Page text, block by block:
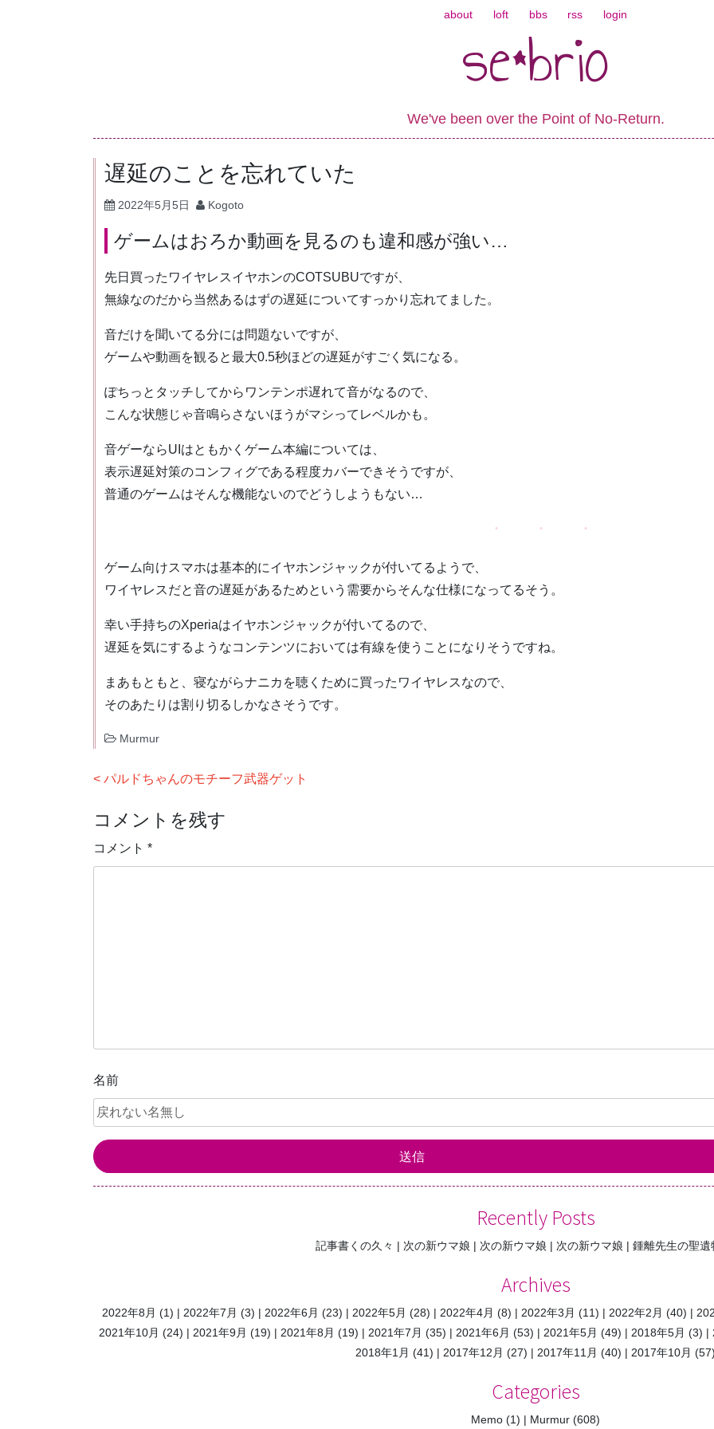
about loft bbs rss login
se*brio
We've been over the Point of No-Return.
遅延のことを忘れていた
2022年5月5日 Kogoto
ゲームはおろか動画を見るのも違和感が強い…
先日買ったワイヤレスイヤホンのCOTSUBUですが、
無線なのだから当然あるはずの遅延についてすっかり忘れてました。
音だけを聞いてる分には問題ないですが、
ゲームや動画を観ると最大0.5秒ほどの遅延がすごく気になる。
ぽちっとタッチしてからワンテンポ遅れて音がなるので、
こんな状態じゃ音鳴らさないほうがマシってレベルかも。
音ゲーならUIはともかくゲーム本編については、
表示遅延対策のコンフィグである程度カバーできそうですが、
普通のゲームはそんな機能ないのでどうしようもない…
ゲーム向けスマホは基本的にイヤホンジャックが付いてるようで、
ワイヤレスだと音の遅延があるためという需要からそんな仕様になってるそう。
幸い手持ちのXperiaはイヤホンジャックが付いてるので、
遅延を気にするようなコンテンツにおいては有線を使うことになりそうですね。
まあもともと、寝ながらナニカを聴くために買ったワイヤレスなので、
そのあたりは割り切るしかなさそうです。
Murmur
投
ナ
ビ
ゲ
パルドちゃんのモチーフ武器ゲット
コメントを残す
コメント *
名前
Recently Posts
記事書くの久々 次の新ウマ娘 次の新ウマ娘 次の新ウマ娘 鍾離先生の聖遺
Archives
2022年8月 (1) 2022年7月 (3) 2022年6月 (23) 2022年5月 (28) 2022年4月 (8) 2022年3月 (11) 2022年2月 (40)
2021年10月 (24) 2021年9月 (19) 2021年8月 (19) 2021年7月 (35) 2021年6月 (53) 2021年5月 (49) 2018年5月 (3)
2018年1月 (41) 2017年12月 (27) 2017年11月 (40) 2017年10月 (57)
Categories
Memo (1) Murmur (608)